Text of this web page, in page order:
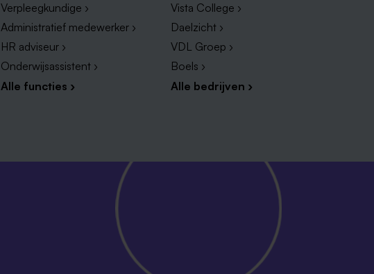
Verpleegkundige ›
Administratief medewerker ›
HR adviseur ›
Onderwijsassistent ›
Alle functies ›
Vista College ›
Daelzicht ›
VDL Groep ›
Boels ›
Alle bedrijven ›